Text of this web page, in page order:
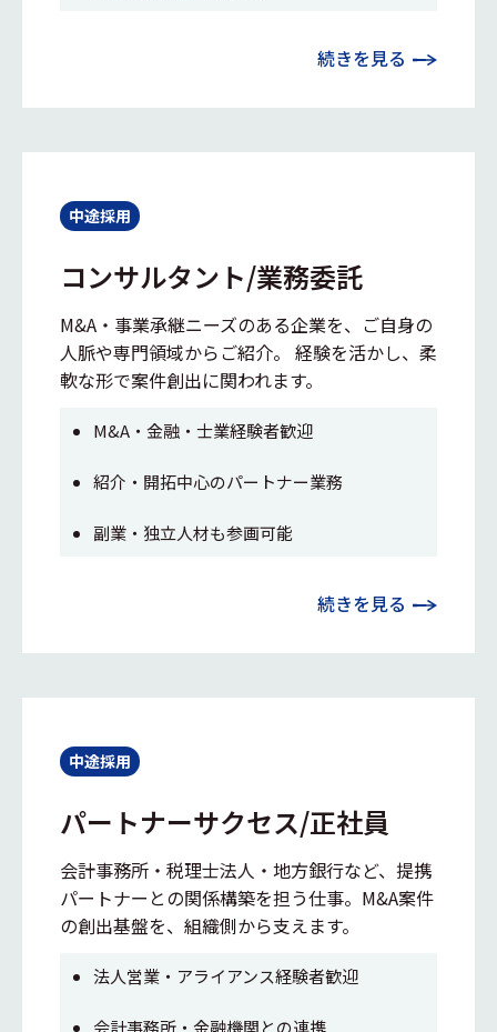
続きを見る
中途採用
コンサルタント/業務委託
M&A・事業承継ニーズのある企業を、ご自身の
人脈や専門領域からご紹介。 経験を活かし、柔
軟な形で案件創出に関われます。
M&A・金融・士業経験者歓迎
紹介・開拓中心のパートナー業務
副業・独立人材も参画可能
続きを見る
中途採用
パートナーサクセス/正社員
会計事務所・税理士法人・地方銀行など、提携
パートナーとの関係構築を担う仕事。M&A案件
の創出基盤を、組織側から支えます。
法人営業・アライアンス経験者歓迎
会計事務所・金融機関との連携